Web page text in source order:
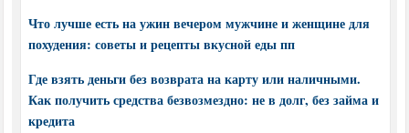
Что лучше есть на ужин вечером мужчине и женщине для
похудения: советы и рецепты вкусной еды пп
Где взять деньги без возврата на карту или наличными.
Как получить средства безвозмездно: не в долг, без займа и
кредита